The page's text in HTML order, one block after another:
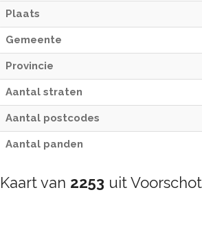
Plaats
Gemeente
Provincie
Aantal straten
Aantal postcodes
Aantal panden
Kaart van 2253 uit